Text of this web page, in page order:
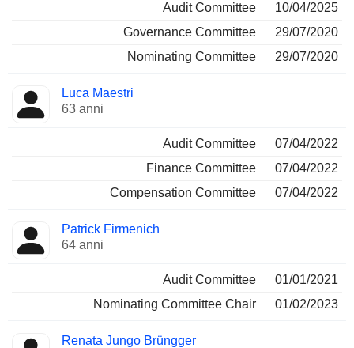
Audit Committee
10/04/2025
Governance Committee
29/07/2020
Nominating Committee
29/07/2020
Luca Maestri
63 anni
Audit Committee
07/04/2022
Finance Committee
07/04/2022
Compensation Committee
07/04/2022
Patrick Firmenich
64 anni
Audit Committee
01/01/2021
Nominating Committee Chair
01/02/2023
Renata Jungo Brüngger